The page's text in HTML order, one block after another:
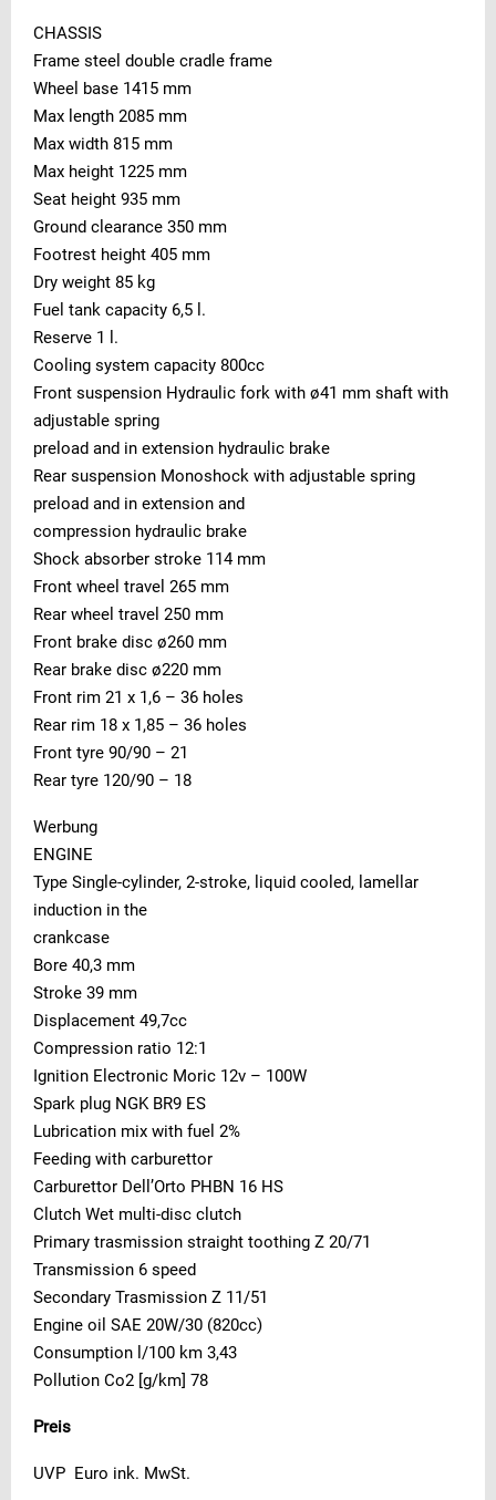
CHASSIS
Frame steel double cradle frame
Wheel base 1415 mm
Max length 2085 mm
Max width 815 mm
Max height 1225 mm
Seat height 935 mm
Ground clearance 350 mm
Footrest height 405 mm
Dry weight 85 kg
Fuel tank capacity 6,5 l.
Reserve 1 l.
Cooling system capacity 800cc
Front suspension Hydraulic fork with ø41 mm shaft with
adjustable spring
preload and in extension hydraulic brake
Rear suspension Monoshock with adjustable spring
preload and in extension and
compression hydraulic brake
Shock absorber stroke 114 mm
Front wheel travel 265 mm
Rear wheel travel 250 mm
Front brake disc ø260 mm
Rear brake disc ø220 mm
Front rim 21 x 1,6 – 36 holes
Rear rim 18 x 1,85 – 36 holes
Front tyre 90/90 – 21
Rear tyre 120/90 – 18
Werbung
ENGINE
Type Single-cylinder, 2-stroke, liquid cooled, lamellar
induction in the
crankcase
Bore 40,3 mm
Stroke 39 mm
Displacement 49,7cc
Compression ratio 12:1
Ignition Electronic Moric 12v – 100W
Spark plug NGK BR9 ES
Lubrication mix with fuel 2%
Feeding with carburettor
Carburettor Dell’Orto PHBN 16 HS
Clutch Wet multi-disc clutch
Primary trasmission straight toothing Z 20/71
Transmission 6 speed
Secondary Trasmission Z 11/51
Engine oil SAE 20W/30 (820cc)
Consumption l/100 km 3,43
Pollution Co2 [g/km] 78
Preis
UVP Euro ink. MwSt.